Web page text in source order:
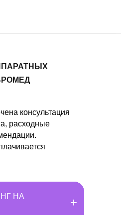
консультация
расходные
НА
НА
+